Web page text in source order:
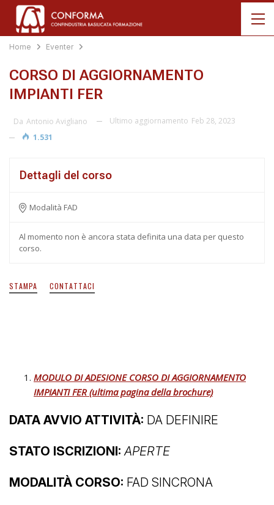
Home Eventer
CORSO DI AGGIORNAMENTO
IMPIANTI FER
Da Antonio Avigliano Ultimo aggiornamento Feb 28, 2023
1.531
Dettagli del corso
Modalità FAD
Al momento non è ancora stata definita una data per questo
corso.
STAMPA CONTATTACI
MODULO DI ADESIONE CORSO DI AGGIORNAMENTO
IMPIANTI FER (ultima pagina della brochure)
DATA AVVIO ATTIVITÀ: DA DEFINIRE
STATO ISCRIZIONI: APERTE
MODALITÀ CORSO: FAD SINCRONA